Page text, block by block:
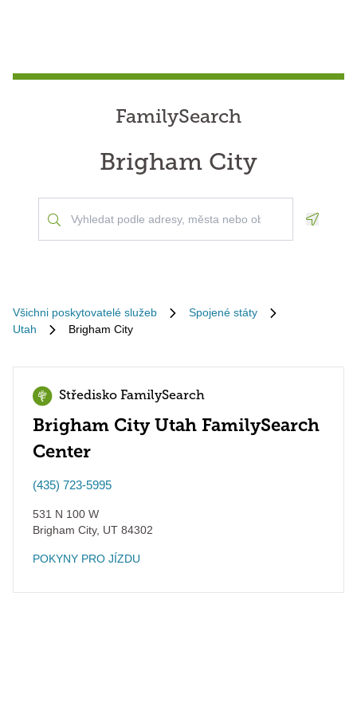
FamilySearch
Brigham City
Všichni poskytovatelé služeb
Spojené státy
Utah
Brigham City
Středisko FamilySearch
Brigham City Utah FamilySearch
Center
(435) 723-5995
531 N 100 W
Brigham City, UT 84302
POKYNY PRO JÍZDU